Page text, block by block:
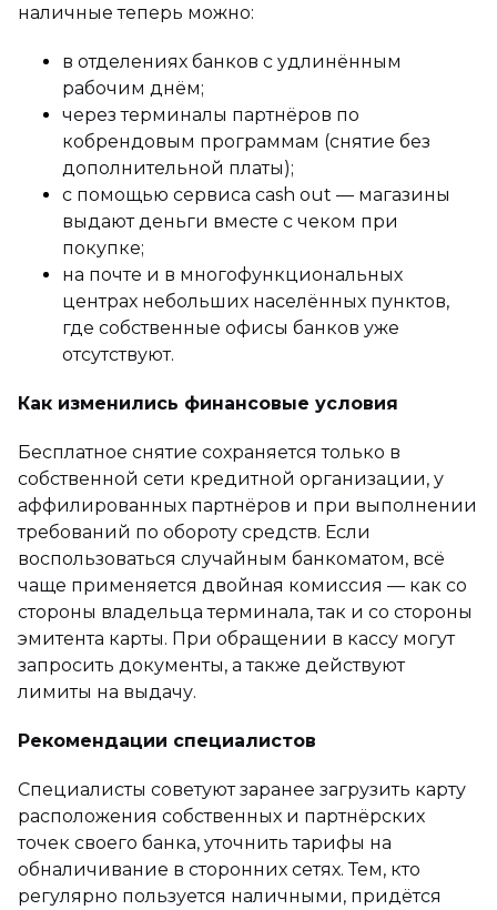
наличные теперь можно:
в отделениях банков с удлинённым
рабочим днём;
через терминалы партнёров по
кобрендовым программам (снятие без
дополнительной платы);
с помощью сервиса cash out — магазины
выдают деньги вместе с чеком при
покупке;
на почте и в многофункциональных
центрах небольших населённых пунктов,
где собственные офисы банков уже
отсутствуют.
Как изменились финансовые условия
Бесплатное снятие сохраняется только в
собственной сети кредитной организации, у
аффилированных партнёров и при выполнении
требований по обороту средств. Если
воспользоваться случайным банкоматом, всё
чаще применяется двойная комиссия — как со
стороны владельца терминала, так и со стороны
эмитента карты. При обращении в кассу могут
запросить документы, а также действуют
лимиты на выдачу.
Рекомендации специалистов
Специалисты советуют заранее загрузить карту
расположения собственных и партнёрских
точек своего банка, уточнить тарифы на
обналичивание в сторонних сетях. Тем, кто
регулярно пользуется наличными, придётся